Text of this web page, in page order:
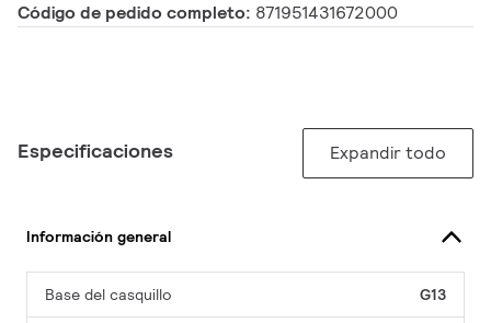
Código de pedido completo: 871951431672000
Especificaciones Expandir todo
Información general
Base del casquillo G13